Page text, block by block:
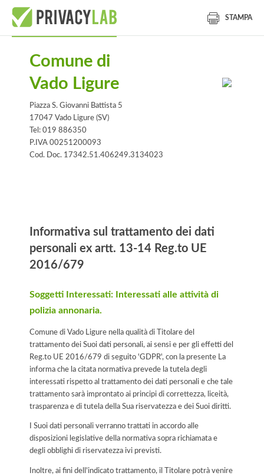
STAMPA
Comune di
Vado Ligure
Piazza S. Giovanni Battista 5
17047 Vado Ligure (SV)
Tel: 019 886350
P.IVA 00251200093
Cod. Doc. 17342.51.406249.3134023
Informativa sul trattamento dei dati
personali ex artt. 13-14 Reg.to UE
2016/679
Soggetti Interessati: Interessati alle attività di
polizia annonaria.
Comune di Vado Ligure nella qualità di Titolare del
trattamento dei Suoi dati personali, ai sensi e per gli effetti del
Reg.to UE 2016/679 di seguito 'GDPR', con la presente La
informa che la citata normativa prevede la tutela degli
interessati rispetto al trattamento dei dati personali e che tale
trattamento sarà improntato ai principi di correttezza, liceità,
trasparenza e di tutela della Sua riservatezza e dei Suoi diritti.
I Suoi dati personali verranno trattati in accordo alle
disposizioni legislative della normativa sopra richiamata e
degli obblighi di riservatezza ivi previsti.
Inoltre, ai fini dell'indicato trattamento, il Titolare potrà venire